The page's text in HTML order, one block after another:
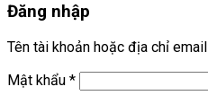
Đăng nhập
Tên tài khoản hoặc địa chỉ email
Mật khẩu *